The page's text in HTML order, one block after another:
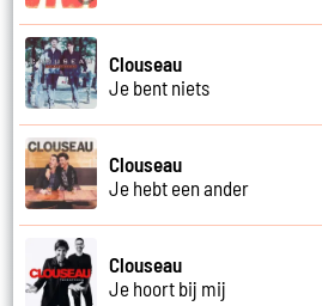
Clouseau
Je bent niets
Clouseau
Je hebt een ander
Clouseau
Je hoort bij mij